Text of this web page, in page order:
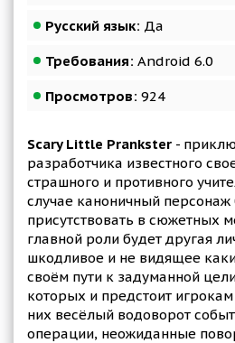
Русский язык: Да
Требования: Android 6.0
Просмотров: 924
Scary Little Prankster -
разработчика известного
страшного и противного
случае каноничный персонаж
присутствовать в сюжетных
главной роли будет другая
шкодливое и не видящее
своём пути к задуманной
которых и предстоит
них весёлый водоворот
операции, неожиданные